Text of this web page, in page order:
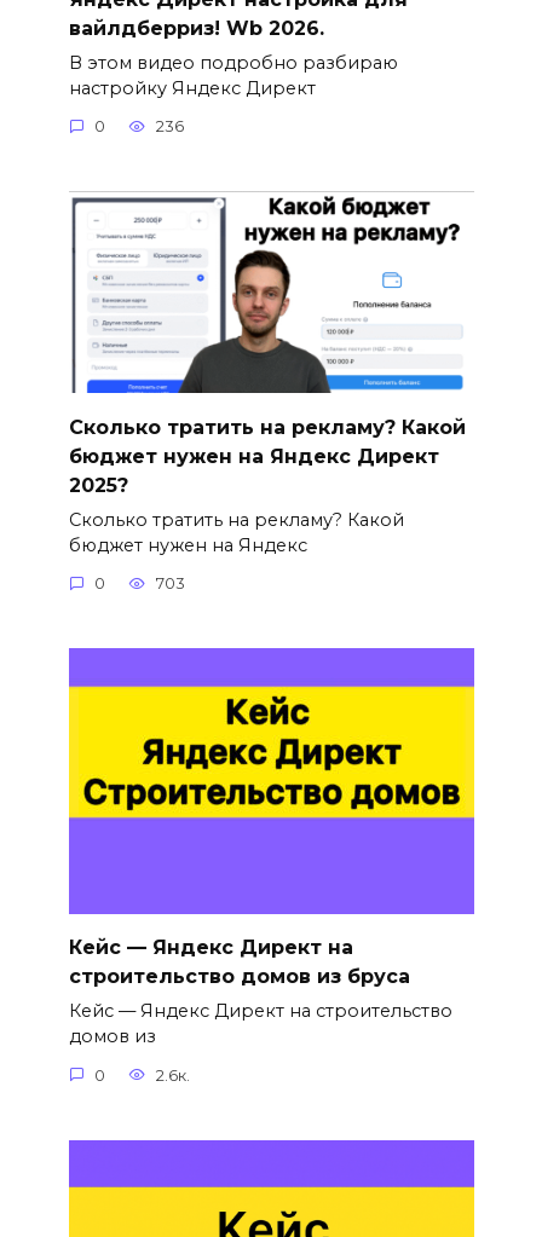
вайлдберриз! Wb 2026.
В этом видео подробно разбираю
настройку Яндекс Директ
0 236
Сколько тратить на рекламу? Какой
бюджет нужен на Яндекс Директ
2025?
Сколько тратить на рекламу? Какой
бюджет нужен на Яндекс
0 703
Кейс — Яндекс Директ на
строительство домов из бруса
Кейс — Яндекс Директ на строительство
домов из
0 2.6к.